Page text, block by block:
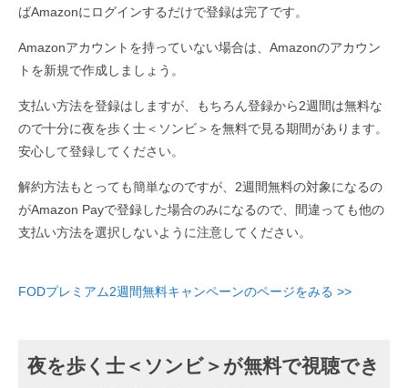
ばAmazonにログインするだけで登録は完了です。
Amazonアカウントを持っていない場合は、Amazonのアカウン
トを新規で作成しましょう。
支払い方法を登録はしますが、もちろん登録から2週間は無料な
ので十分に夜を歩く士＜ソンビ＞を無料で見る期間があります。
安心して登録してください。
解約方法もとっても簡単なのですが、2週間無料の対象になるの
がAmazon Payで登録した場合のみになるので、間違っても他の
支払い方法を選択しないように注意してください。
FODプレミアム2週間無料キャンペーンのページをみる >>
夜を歩く士＜ソンビ＞が無料で視聴でき